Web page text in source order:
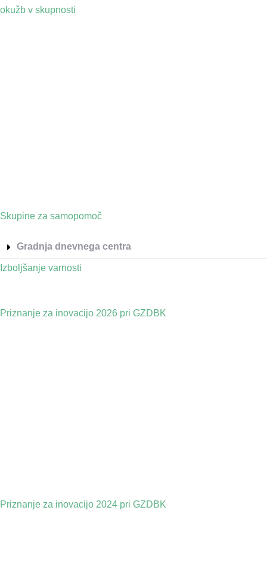
okužb v skupnosti
Skupine za samopomoč
Gradnja dnevnega centra
Izboljšanje varnosti
Priznanje za inovacijo 2026 pri GZDBK
Priznanje za inovacijo 2024 pri GZDBK